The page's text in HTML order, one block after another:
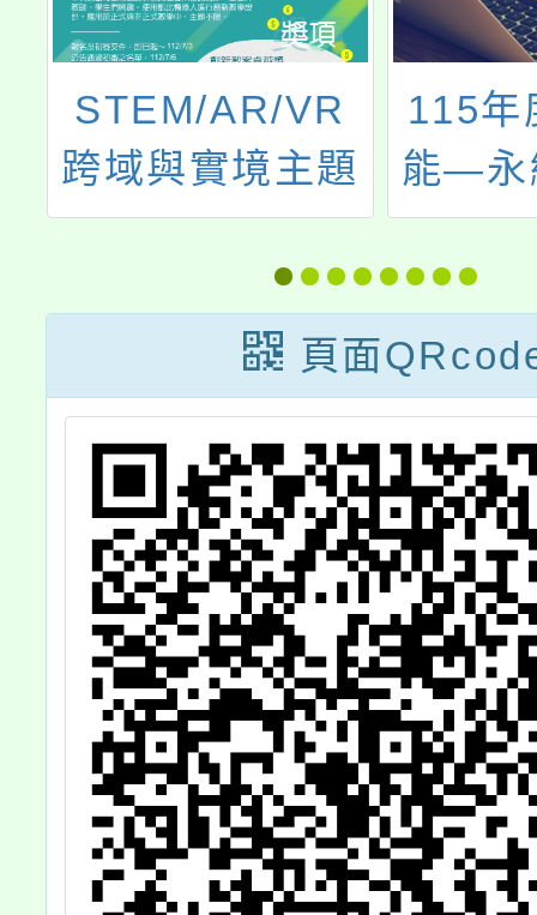
STEM/AR/VR
跨域與實境主題
競賽-112年
Kebbi 凱比機器
人創新教案競賽
115年
能―永
意實
頁面